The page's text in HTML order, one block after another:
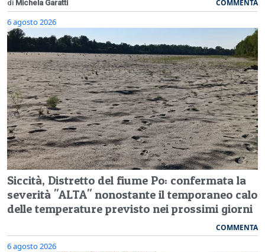
di Michela Garatti COMMENTA
6 agosto 2026
Siccità, Distretto del fiume Po: confermata la
severità "ALTA" nonostante il temporaneo calo
delle temperature previsto nei prossimi giorni
COMMENTA
6 agosto 2026